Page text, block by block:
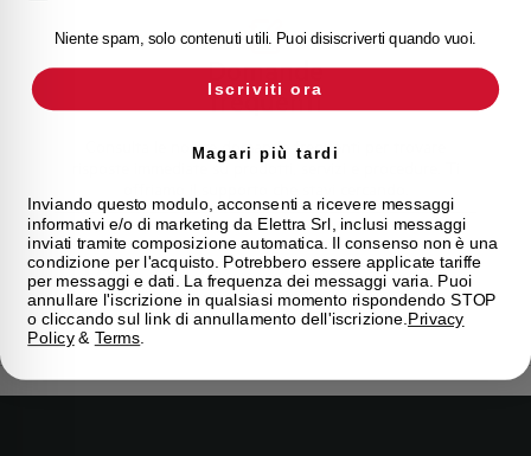
Domande
frequenti
Consulta le nostre domande frequenti per trovare
risposte immediate su prodotti, servizi e procedure. Ti
FAQ
Niente spam, solo contenuti utili. Puoi disiscriverti quando vuoi.
Iscriviti ora
Magari più tardi
Inviando questo modulo, acconsenti a ricevere messaggi
informativi e/o di marketing da Elettra Srl, inclusi messaggi
inviati tramite composizione automatica. Il consenso non è una
condizione per l'acquisto. Potrebbero essere applicate tariffe
per messaggi e dati. La frequenza dei messaggi varia. Puoi
annullare l'iscrizione in qualsiasi momento rispondendo STOP
o cliccando sul link di annullamento dell'iscrizione. Privacy
Policy& Terms